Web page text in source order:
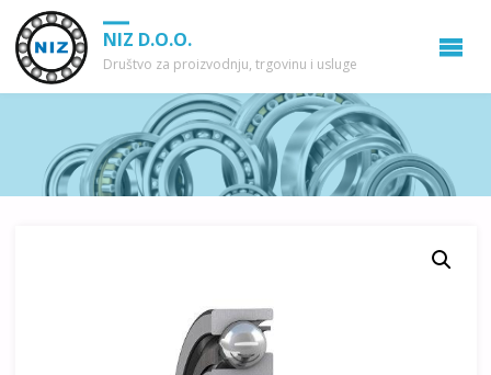
NIZ D.O.O.
Društvo za proizvodnju, trgovinu i usluge